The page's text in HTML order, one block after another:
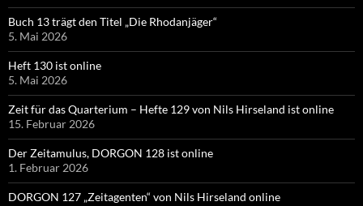
Buch 13 trägt den Titel „Die Rhodanjäger“
5. Mai 2026
Heft 130 ist online
5. Mai 2026
Zeit für das Quarterium – Hefte 129 von Nils Hirseland ist online
15. Februar 2026
Der Zeitamulus, DORGON 128 ist online
1. Februar 2026
DORGON 127 „Zeitagenten“ von Nils Hirseland online